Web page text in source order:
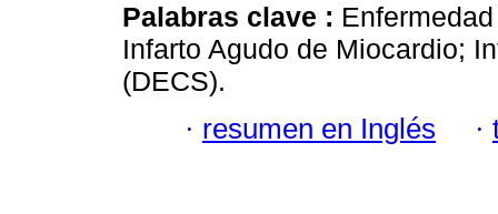
Palabras clave :
Infarto Agudo de Miocardio;
(DECS).
· resumen en Inglés ·